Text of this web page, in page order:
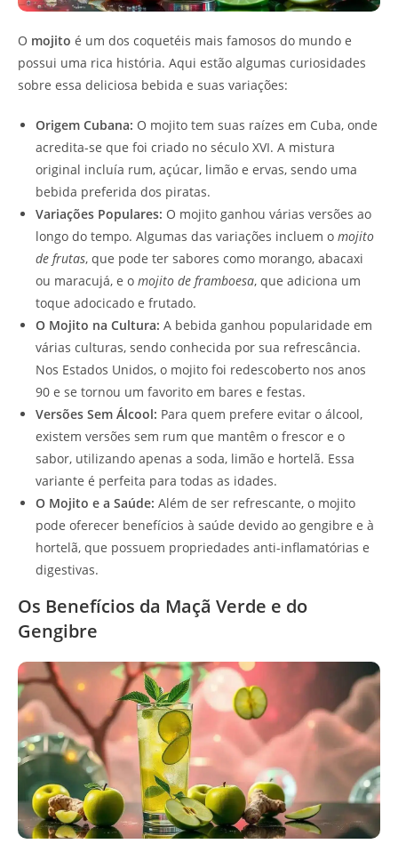
O mojito é um dos coquetéis mais famosos do mundo e
possui uma rica história. Aqui estão algumas curiosidades
sobre essa deliciosa bebida e suas variações:
Origem Cubana: O mojito tem suas raízes em Cuba, onde
acredita-se que foi criado no século XVI. A mistura
original incluía rum, açúcar, limão e ervas, sendo uma
bebida preferida dos piratas.
Variações Populares: O mojito ganhou várias versões ao
longo do tempo. Algumas das variações incluem o mojito
de frutas, que pode ter sabores como morango, abacaxi
ou maracujá, e o mojito de framboesa, que adiciona um
toque adocicado e frutado.
O Mojito na Cultura: A bebida ganhou popularidade em
várias culturas, sendo conhecida por sua refrescância.
Nos Estados Unidos, o mojito foi redescoberto nos anos
90 e se tornou um favorito em bares e festas.
Versões Sem Álcool: Para quem prefere evitar o álcool,
existem versões sem rum que mantêm o frescor e o
sabor, utilizando apenas a soda, limão e hortelã. Essa
variante é perfeita para todas as idades.
O Mojito e a Saúde: Além de ser refrescante, o mojito
pode oferecer benefícios à saúde devido ao gengibre e à
hortelã, que possuem propriedades anti-inflamatórias e
digestivas.
Os Benefícios da Maçã Verde e do
Gengibre